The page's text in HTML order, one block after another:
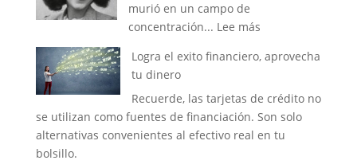
dedicación
hace
diferencia
murió en un campo de
concentración... Lee más:
en
humanizate
no
repitas
Logra el exito financiero, aprovecha
tu dinero
Recuerde, las tarjetas de crédito no
se utilizan como fuentes de financiación. Son solo
alternativas convenientes al efectivo real en tu
bolsillo.